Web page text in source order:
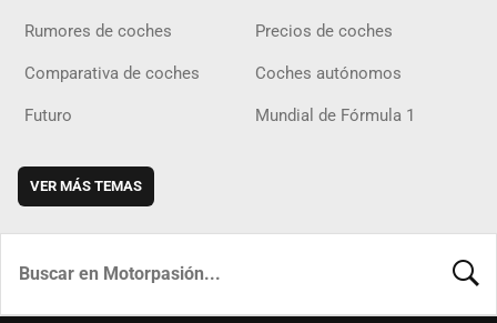
Rumores de coches Precios de coches
Comparativa de coches Coches autónomos
Futuro Mundial de Fórmula 1
VER MÁS TEMAS